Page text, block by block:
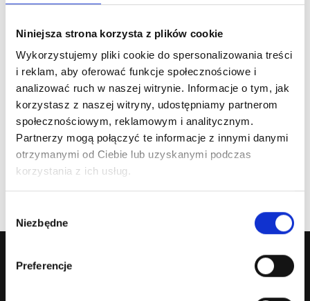
Niniejsza strona korzysta z plików cookie
Wykorzystujemy pliki cookie do spersonalizowania treści
i reklam, aby oferować funkcje społecznościowe i
analizować ruch w naszej witrynie. Informacje o tym, jak
korzystasz z naszej witryny, udostępniamy partnerom
społecznościowym, reklamowym i analitycznym.
Partnerzy mogą połączyć te informacje z innymi danymi
otrzymanymi od Ciebie lub uzyskanymi podczas
korzystania z ich usług.
zgody
Niezbędne
Preferencje
Password*Required
Twoje dane osobowe zostaną użyte do obsługi twojej
wizyty na naszej stronie, zarządzania dostępem do
twojego konta i dla innych celów o których mówi nasza
privacy policy.